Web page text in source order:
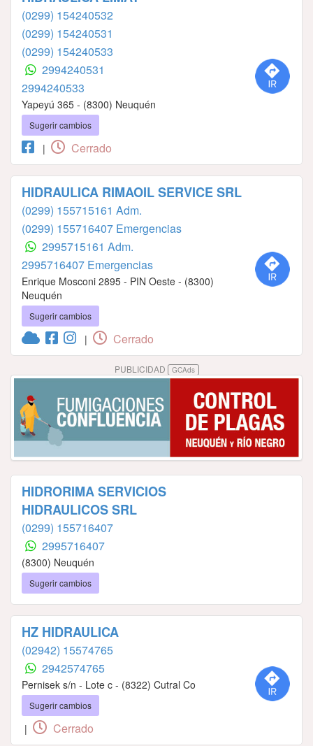
(0299) 154240532
(0299) 154240531
(0299) 154240533
2994240531
2994240533
Yapeyú 365 - (8300) Neuquén
Sugerir cambios
| Cerrado
HIDRAULICA RIMAOIL SERVICE SRL
(0299) 155715161 Adm.
(0299) 155716407 Emergencias
2995715161 Adm.
2995716407 Emergencias
Enrique Mosconi 2895 - PIN Oeste - (8300)
Neuquén
Sugerir cambios
| Cerrado
PUBLICIDAD GCAds
HIDRORIMA SERVICIOS
HIDRAULICOS SRL
(0299) 155716407
2995716407
(8300) Neuquén
Sugerir cambios
HZ HIDRAULICA
(02942) 15574765
2942574765
Pernisek s/n - Lote c - (8322) Cutral Co
Sugerir cambios
| Cerrado